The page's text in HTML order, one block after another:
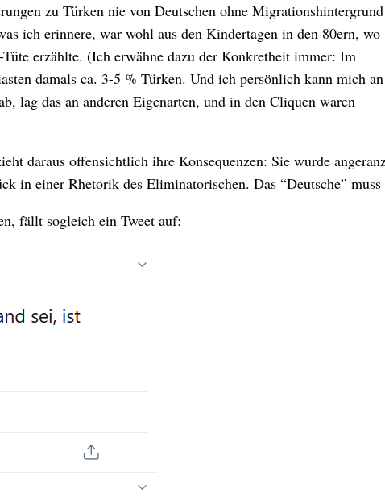
zu Türken nie von Deutschen ohne Migrationshintergrund
ich erinnere, war wohl aus den Kindertagen in den 80ern, wo
erzählte. (Ich erwähne dazu der Konkretheit immer: Im
damals ca. 3-5 % Türken. Und ich persönlich kann mich an
lag das an anderen Eigenarten, und in den Cliquen waren
daraus offensichtlich ihre Konsequenzen: Sie wurde
in einer Rhetorik des Eliminatorischen. Das “Deutsche” muss
fällt sogleich ein Tweet auf: